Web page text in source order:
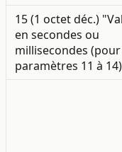
15 (1 octet déc.)
en secondes ou
millisecondes (pour
paramètres 11 à 14)